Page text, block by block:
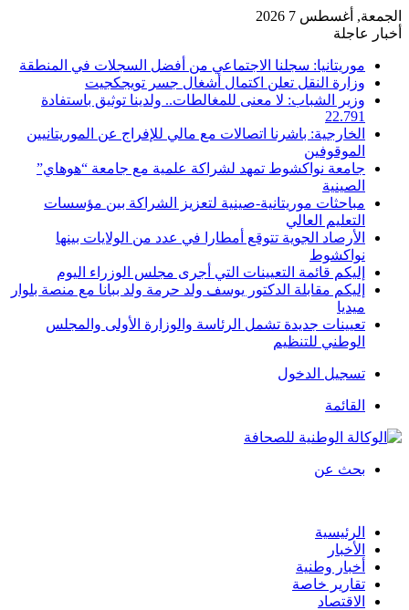
الجمعة, أغسطس 7 2026
أخبار عاجلة
موريتانيا: سجلنا الاجتماعي من أفضل السجلات في المنطقة
وزارة النقل تعلن اكتمال أشغال جسر تويجكجيت
وزير الشباب: لا معنى للمغالطات.. ولدينا توثيق باستفادة
22.791
الخارجية: باشرنا اتصالات مع مالي للإفراج عن الموريتانيين
الموقوفين
جامعة نواكشوط تمهد لشراكة علمية مع جامعة “هوهاي”
الصينية
مباحثات موريتانية-صينية لتعزيز الشراكة بين مؤسسات
التعليم العالي
الأرصاد الجوية تتوقع أمطارا في عدد من الولايات بينها
نواكشوط
إليكم قائمة التعيينات التي أجرى مجلس الوزراء اليوم
إليكم مقابلة الدكتور يوسف ولد حرمة ولد ببانا مع منصة بلوار
ميديا
تعيينات جديدة تشمل الرئاسة والوزارة الأولى والمجلس
الوطني للتنظيم
تسجيل الدخول
القائمة
بحث عن
الرئيسية
الأخبار
أخبار وطنية
تقارير خاصة
الاقتصاد